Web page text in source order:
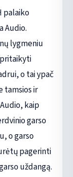
palaiko
Audio.
lygmeniu
o tai ypač
tamsios ir
kaip
garso
o garso
pagerinti
uždangą.